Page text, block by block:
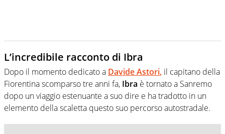
L’incredibile racconto di Ibra
Dopo il momento dedicato a Davide Astori, il capitano della
Fiorentina scomparso tre anni fa, Ibra è tornato a Sanremo
dopo un viaggio estenuante a suo dire e ha tradotto in un
elemento della scaletta questo suo percorso autostradale.